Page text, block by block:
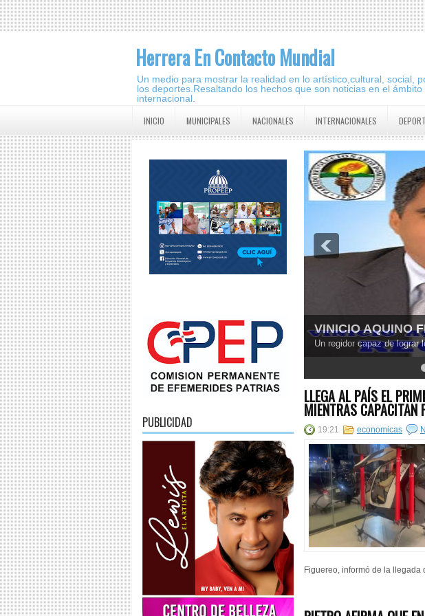
Herrera En Contacto Mundial
Un medio para mostrar la realidad en lo artístico,cultural, social,
los deportes.Resaltando los hechos que son noticias en el ámbito
internacional.
INICIO MUNICIPALES NACIONALES INTERNACIONALES
PUBLICIDAD
VINICIO AQUINO
Un regidor capaz de lograr
1 2 3 4
LLEGA AL PAÍS EL
MIENTRAS CAPACITAN
19:21 economicas
Figuereo, informó de la